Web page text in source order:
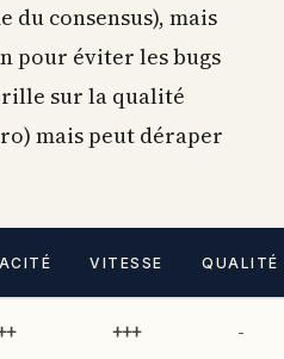
du consensus), mais
pour éviter les bugs
sur la qualité
mais peut déraper
VITESSE QUALITÉ
+++ -